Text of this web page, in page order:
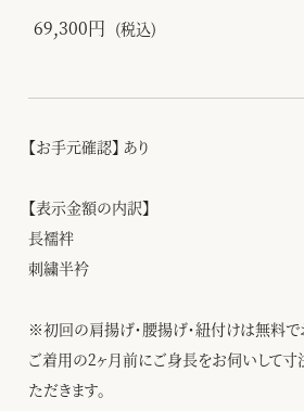
69,300円 (税込)
【お手元確認】 あり
【表示金額の内訳】
長襦袢
刺繍半衿
※初回の肩揚げ・腰揚げ・紐付けは無料で
ご着用の2ヶ月前にご身長をお伺いして寸
ただきます。